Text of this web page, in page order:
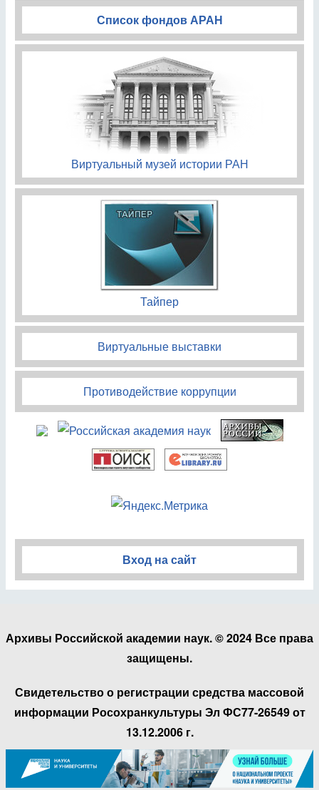
Список фондов АРАН
Виртуальный музей истории РАН
Тайпер
Виртуальные выставки
Противодействие коррупции
Вход на сайт
Архивы Российской академии наук. © 2024 Все права
защищены.
Свидетельство о регистрации средства массовой
информации Росохранкультуры Эл ФС77-26549 от
13.12.2006 г.